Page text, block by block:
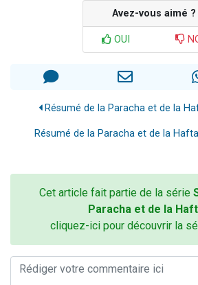
Avez-vous aimé ?
OUI
Résumé de la Paracha et de la
Résumé de la Paracha et de la
Cet article fait partie de la série
Paracha et de la
cliquez-ici pour découvrir la